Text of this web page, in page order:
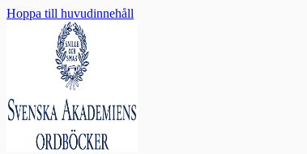
Hoppa till huvudinnehåll